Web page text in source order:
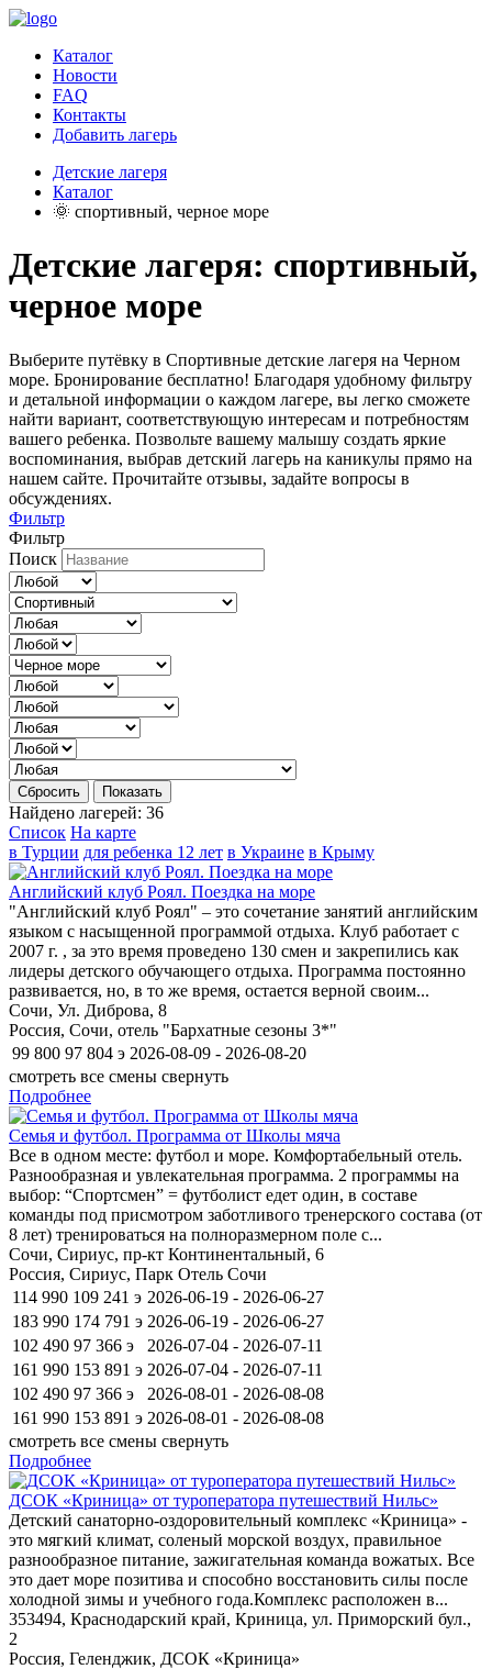
Каталог
Новости
FAQ
Контакты
Добавить лагерь
Детские лагеря
Каталог
🌞 спортивный, черное море
Детские лагеря: спортивный,
черное море
Выберите путёвку в Спортивные детские лагеря на Черном
море. Бронирование бесплатно! Благодаря удобному фильтру
и детальной информации о каждом лагере, вы легко сможете
найти вариант, соответствующую интересам и потребностям
вашего ребенка. Позвольте вашему малышу создать яркие
воспоминания, выбрав детский лагерь на каникулы прямо на
нашем сайте. Прочитайте отзывы, задайте вопросы в
обсуждениях.
Фильтр
Фильтр
Поиск
Сбросить Показать
Найдено лагерей: 36
Список На карте
в Турции для ребенка 12 лет в Украине в Крыму
Английский клуб Роял. Поездка на море
"Английский клуб Роял" – это сочетание занятий английским
языком с насыщенной программой отдыха. Клуб работает с
2007 г. , за это время проведено 130 смен и закрепились как
лидеры детского обучающего отдыха. Программа постоянно
развивается, но, в то же время, остается верной своим...
Сочи, Ул. Диброва, 8
Россия, Сочи, отель "Бархатные сезоны 3*"
99 800 97 804 э 2026-08-09 - 2026-08-20
смотреть все смены свернуть
Подробнее
Семья и футбол. Программа от Школы мяча
Все в одном месте: футбол и море. Комфортабельный отель.
Разнообразная и увлекательная программа. 2 программы на
выбор: “Спортсмен” = футболист едет один, в составе
команды под присмотром заботливого тренерского состава (от
8 лет) тренироваться на полноразмерном поле с...
Сочи, Сириус, пр-кт Континентальный, 6
Россия, Сириус, Парк Отель Сочи
114 990 109 241 э 2026-06-19 - 2026-06-27
183 990 174 791 э 2026-06-19 - 2026-06-27
102 490 97 366 э
2026-07-04 - 2026-07-11
161 990 153 891 э 2026-07-04 - 2026-07-11
102 490 97 366 э
2026-08-01 - 2026-08-08
161 990 153 891 э 2026-08-01 - 2026-08-08
смотреть все смены свернуть
Подробнее
ДСОК «Криница» от туроператора путешествий Нильс»
Детский санаторно-оздоровительный комплекс «Криница» -
это мягкий климат, соленый морской воздух, правильное
разнообразное питание, зажигательная команда вожатых. Все
это дает море позитива и способно восстановить силы после
холодной зимы и учебного года.Комплекс расположен в...
353494, Краснодарский край, Криница, ул. Приморский бул.,
2
Россия, Геленджик, ДСОК «Криница»